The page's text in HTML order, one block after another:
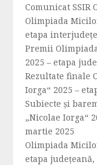
Comunicat SSIR
Olimpiada
etapa
Premii
2025 – etapa
Rezultate finale
Iorga“ 2025 –
Subiecte și
„Nicolae Iorga“
martie 2025
Olimpiada
etapa